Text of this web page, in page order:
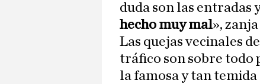
duda son las entradas
hecho muy mal»,
Las quejas vecinales
tráfico son sobre todo
la famosa y tan